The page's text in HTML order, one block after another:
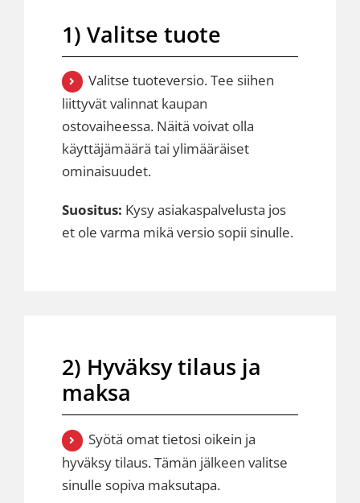
1) Valitse tuote
Valitse tuoteversio. Tee siihen
liittyvät valinnat kaupan
ostovaiheessa. Näitä voivat olla
käyttäjämäärä tai ylimääräiset
ominaisuudet.
Suositus: Kysy asiakaspalvelusta jos
et ole varma mikä versio sopii sinulle.
2) Hyväksy tilaus ja
maksa
Syötä omat tietosi oikein ja
hyväksy tilaus. Tämän jälkeen valitse
sinulle sopiva maksutapa.